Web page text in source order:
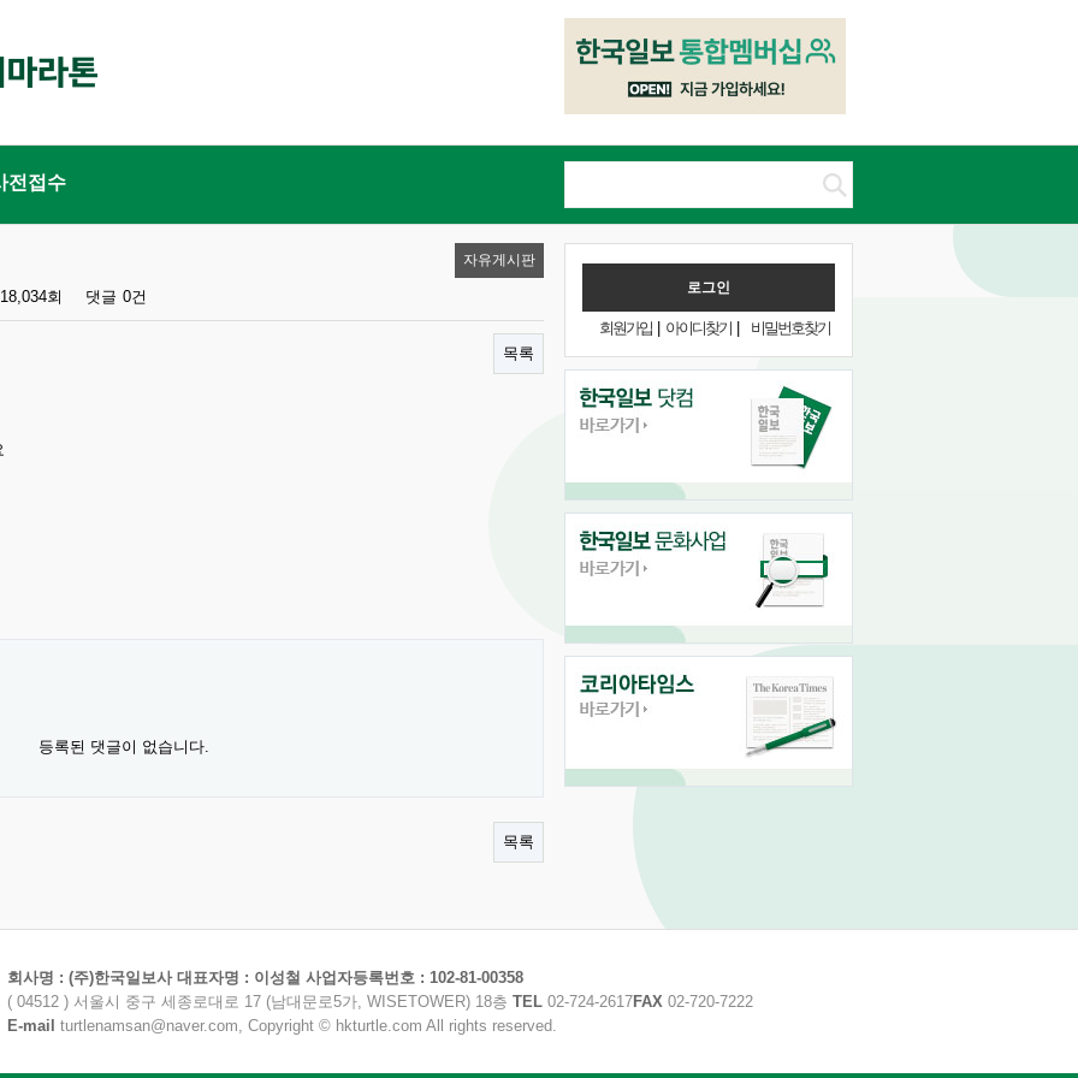
전접수
회원가입| 아이디찾기 비밀번호찾기
자유게시판
18,034회 댓글 0건
목록
등록된 댓글이 없습니다.
목록
회사명 : (주)한국일보사 대표자명 : 이성철 사업자등록번호 : 102-81-00358
( 04512 ) 서울시 중구 세종로대로 17 (남대문로5가, WISETOWER) 18층 TEL 02-724-2617FAX 02-720-7222
E-mail turtlenamsan@naver.com, Copyright © hkturtle.com All rights reserved.